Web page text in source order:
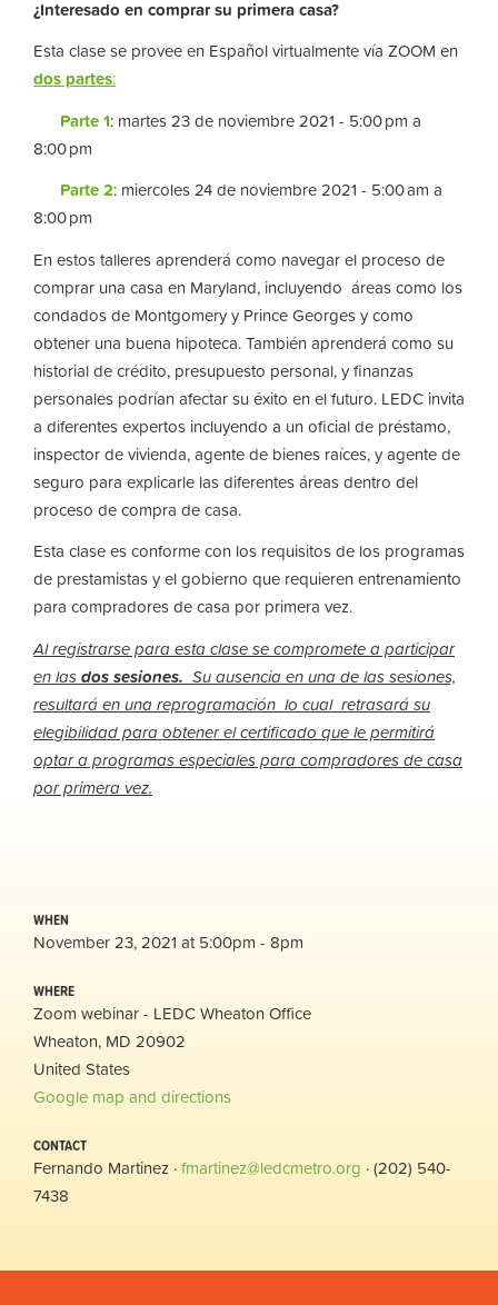
¿Interesado en comprar su primera casa?
Esta clase se provee en Español virtualmente vía ZOOM en
dos partes:
Parte 1: martes 23 de noviembre 2021 - 5:00 pm a
8:00 pm
Parte 2: miercoles 24 de noviembre 2021 - 5:00 am a
8:00 pm
En estos talleres aprenderá como navegar el proceso de
comprar una casa en Maryland, incluyendo áreas como los
condados de Montgomery y Prince Georges y como
obtener una buena hipoteca. También aprenderá como su
historial de crédito, presupuesto personal, y finanzas
personales podrían afectar su éxito en el futuro. LEDC invita
a diferentes expertos incluyendo a un oficial de préstamo,
inspector de vivienda, agente de bienes raíces, y agente de
seguro para explicarle las diferentes áreas dentro del
proceso de compra de casa.
Esta clase es conforme con los requisitos de los programas
de prestamistas y el gobierno que requieren entrenamiento
para compradores de casa por primera vez.
Al registrarse para esta clase se compromete a participar
en lasdos sesiones. Su ausencia en una de las sesiones,
resultará en una reprogramación lo cual retrasará su
elegibilidad para obtener el certificado que le permitirá
optar a programas especiales para compradores de casa
por primera vez.
WHEN
November 23, 2021 at 5:00pm - 8pm
WHERE
Zoom webinar - LEDC Wheaton Office
Wheaton, MD 20902
United States
Google map and directions
CONTACT
Fernando Martinez ·fmartinez@ledcmetro.org · (202) 540-
7438